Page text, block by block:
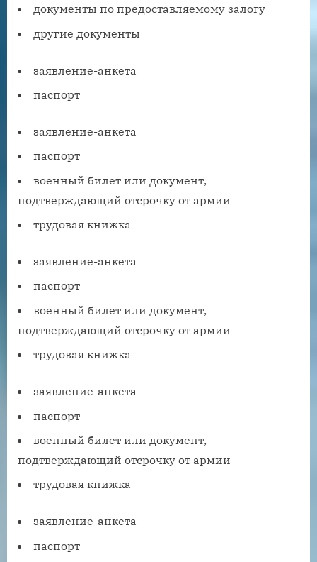
документы по предоставляемому залогу
другие документы
заявление-анкета
паспорт
заявление-анкета
паспорт
военный билет или документ,
подтверждающий отсрочку от армии
трудовая книжка
заявление-анкета
паспорт
военный билет или документ,
подтверждающий отсрочку от армии
трудовая книжка
заявление-анкета
паспорт
военный билет или документ,
подтверждающий отсрочку от армии
трудовая книжка
заявление-анкета
паспорт